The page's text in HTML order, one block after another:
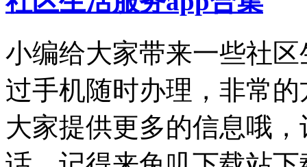
小编给大家带来一些社
过手机随时办理，非常
大家提供更多的信息哦